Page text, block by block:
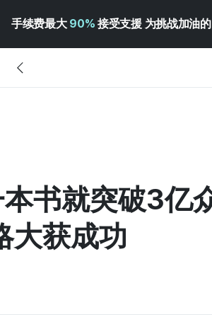
手续费最大 90% 接受支援 为挑战加油
书就突破3亿
大获成功